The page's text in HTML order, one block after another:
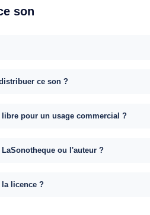
son
ce son ?
pour un usage commercial ?
ou l'auteur ?
la licence ?